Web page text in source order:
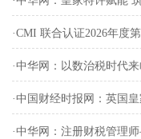
·CMI 联合认证2026年度
·中华网：以数治税时代
·中国财经时报网：英国
·中华网：注册财税管理